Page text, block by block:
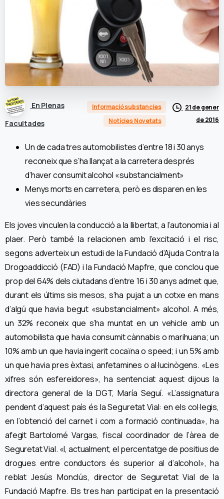
En Plenas
Facultades
Informació substancies
Notícies Novetats
21 de gener
de 2016
Un de cada tres automobilistes d’entre 18 i 30 anys
reconeix que s’ha llançat a la carretera després
d’haver consumit alcohol «substancialment»
Menys morts en carretera, però es disparen en les
vies secundàries
Els joves vinculen la conducció a la llibertat, a l’autonomia i al
plaer. Però també la relacionen amb l’excitació i el risc,
segons adverteix un estudi de la Fundació d’Ajuda Contra la
Drogoaddicció (FAD) i la Fundació Mapfre, que conclou que
prop del 64% dels ciutadans d’entre 16 i 30 anys admet que,
durant els últims sis mesos, s’ha pujat a un cotxe en mans
d’algú que havia begut «substancialment» alcohol. A més,
un 32% reconeix que s’ha muntat en un vehicle amb un
automobilista que havia consumit cànnabis o marihuana; un
10% amb un que havia ingerit cocaïna o speed; i un 5% amb
un que havia pres èxtasi, anfetamines o al·lucinògens. «Les
xifres són esfereidores», ha sentenciat aquest dijous la
directora general de la DGT, María Seguí. «L’assignatura
pendent d’aquest país és la Seguretat Vial: en els col·legis,
en l’obtenció del carnet i com a formació continuada», ha
afegit Bartolomé Vargas, fiscal coordinador de l’àrea de
Seguretat Vial. «I, actualment, el percentatge de positius de
drogues entre conductors és superior al d’alcohol», ha
reblat Jesús Monclús, director de Seguretat Vial de la
Fundació Mapfre. Els tres han participat en la presentació